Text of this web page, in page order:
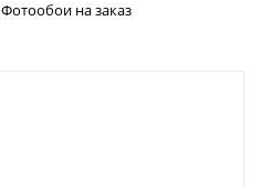
Фотообои на заказ